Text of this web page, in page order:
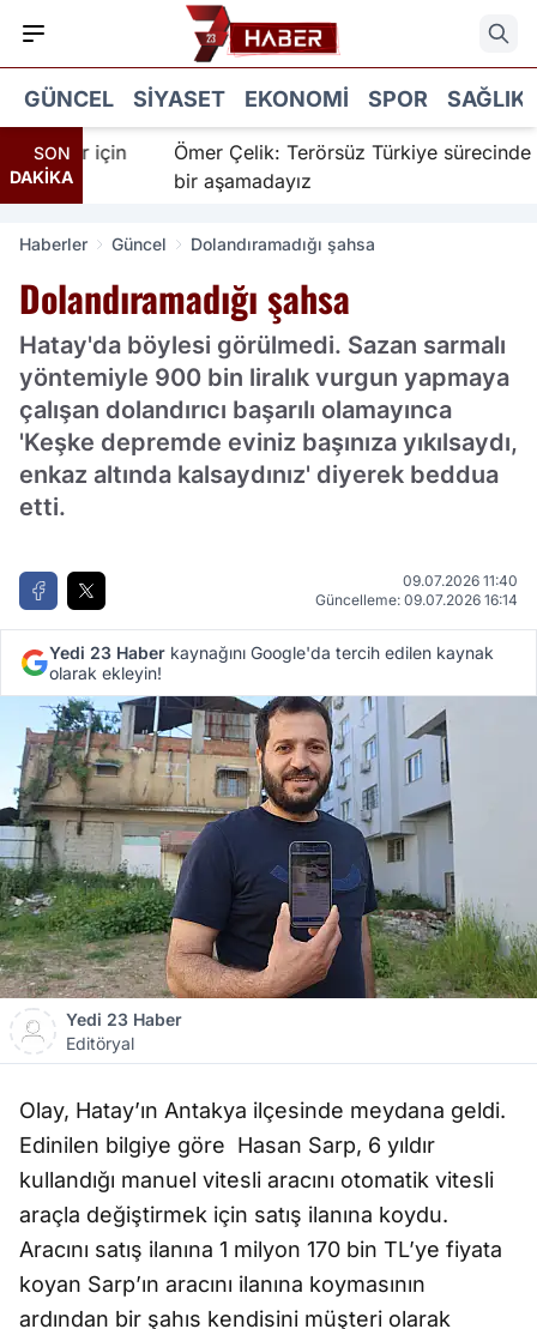
GÜNCEL SIYASET EKONOMI SPOR SAĞLIK
SON
DAKİKA
için
Ömer Çelik: Terörsüz Türkiye sürecinde
bir aşamadayız
Haberler Güncel Dolandıramadığı şahsa
Dolandıramadığı şahsa
Hatay'da böylesi görülmedi. Sazan sarmalı
yöntemiyle 900 bin liralık vurgun yapmaya
çalışan dolandırıcı başarılı olamayınca
'Keşke depremde eviniz başınıza yıkılsaydı,
enkaz altında kalsaydınız' diyerek beddua
etti.
09.07.2026 11:40
Güncelleme: 09.07.2026 16:14
Yedi 23 Haber kaynağını Google'da tercih edilen kaynak
olarak ekleyin!
Yedi 23 Haber
Editöryal
Olay, Hatay’ın Antakya ilçesinde meydana geldi.
Edinilen bilgiye göre Hasan Sarp, 6 yıldır
kullandığı manuel vitesli aracını otomatik vitesli
araçla değiştirmek için satış ilanına koydu.
Aracını satış ilanına 1 milyon 170 bin TL’ye fiyata
koyan Sarp’ın aracını ilanına koymasının
ardından bir şahıs kendisini müşteri olarak